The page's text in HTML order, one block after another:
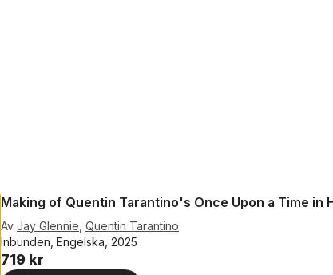
Making of Quentin Tarantino's Once Upon a Time in
Av Jay Glennie Quentin Tarantino
Inbunden, Engelska, 2025
719 kr